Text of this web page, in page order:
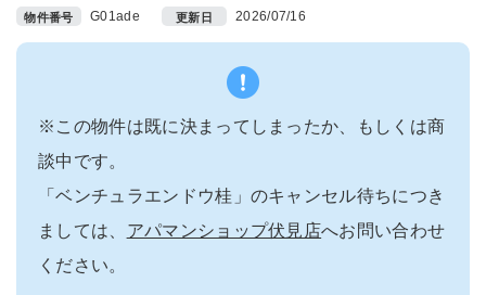
物件番号 G01ade 更新日 2026/07/16
※この物件は既に決まってしまったか、もしくは商
談中です。
「ベンチュラエンドウ桂」のキャンセル待ちにつき
ましては、 アパマンショップ伏見店へお問い合わせ
ください。